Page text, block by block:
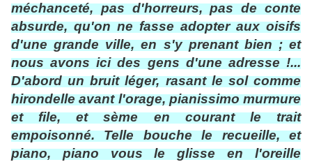
méchanceté, pas d'horreurs, pas de conte
absurde, qu'on ne fasse adopter aux oisifs
d'une grande ville, en s'y prenant bien ; et
nous avons ici des gens d'une adresse !...
D'abord un bruit léger, rasant le sol comme
hirondelle avant l'orage, pianissimo murmure
et file, et sème en courant le trait
empoisonné. Telle bouche le recueille, et
piano, piano vous le glisse en l'oreille